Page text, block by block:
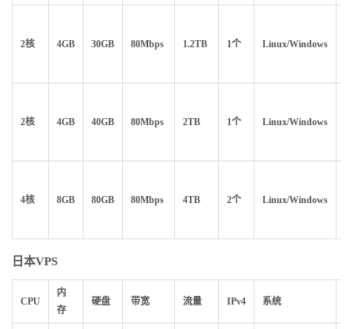
2核 4GB 30GB 80Mbps 1.2TB 1个 Linux/Windows
2核 4GB 40GB 80Mbps 2TB 1个 Linux/Windows
4核 8GB 80GB 80Mbps 4TB 2个 Linux/Windows
日本VPS
CPU
内
存
硬盘 带宽 流量 IPv4 系统